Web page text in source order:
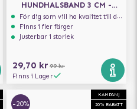
HUNDHALSBAND 3 CM -
CAMO
För dig som vill ha kvalitet till din hund!
Finns i fler färger
Justerbar i storlek
29,70 kr 99 kr
Finns i Lager
KAMPANJ
20% RABATT
-20%